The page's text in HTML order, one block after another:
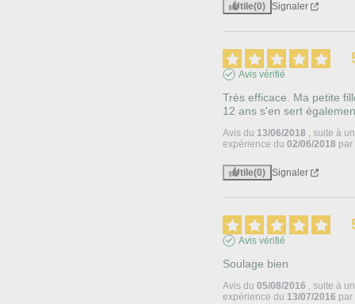
Utile(0) Signaler
Avis vérifié
Très efficace. Ma petite
12 ans s'en sert
Avis du 13/06/2018 , suite à
expérience du02/06/2018 par
Utile(0) Signaler
Avis vérifié
Soulage bien
Avis du05/08/2016 , suite à
expérience du 13/07/2016 par